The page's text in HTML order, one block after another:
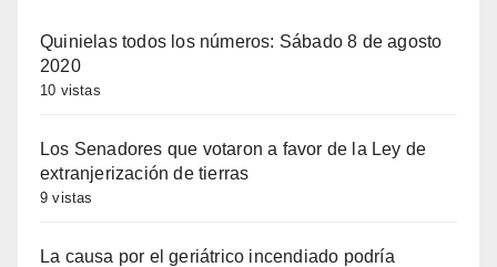
Quinielas todos los números: Sábado 8 de agosto
2020
10 vistas
Los Senadores que votaron a favor de la Ley de
extranjerización de tierras
9 vistas
La causa por el geriátrico incendiado podría